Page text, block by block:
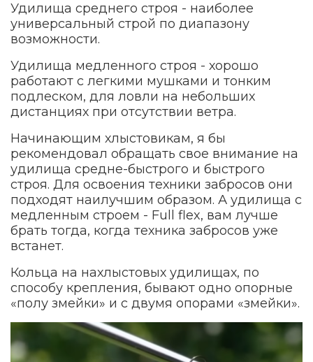
Удилища среднего строя - наиболее
универсальный строй по диапазону
возможности.
Удилища медленного строя - хорошо
работают с легкими мушками и тонким
подлеском, для ловли на небольших
дистанциях при отсутствии ветра.
Начинающим хлыстовикам, я бы
рекомендовал обращать свое внимание на
удилища средне-быстрого и быстрого
строя. Для освоения техники забросов они
подходят наилучшим образом. А удилища с
медленным строем - Full flex, вам лучше
брать тогда, когда техника забросов уже
встанет.
Кольца на нахлыстовых удилищах, по
способу крепления, бывают одно опорные
«полу змейки» и с двумя опорами «змейки».